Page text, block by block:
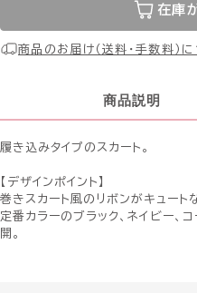
在庫
商品のお届け（送料・手数料）
商品説明
履き込みタイプのスカート。
【デザインポイント】
巻きスカート風のリボンがキュート
定番カラーのブラック、ネイビー、
開。